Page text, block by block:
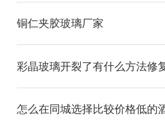
铜仁夹胶玻璃厂家